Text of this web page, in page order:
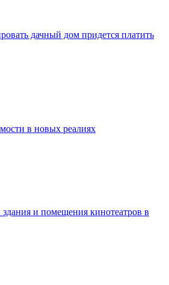
дачный дом придется платить
в новых реалиях
и помещения кинотеатров в